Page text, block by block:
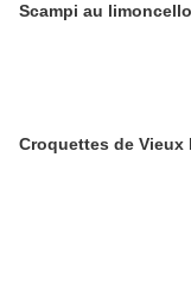
Scampi au limoncello
Croquettes de Vieux